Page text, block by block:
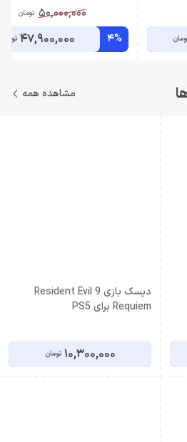
50,000,000 تومان
4%
47,900,000 تومان
مشاهده همه
دیسک بازی Resident Evil 9
Requiem برای PS5
10,300,000 تومان